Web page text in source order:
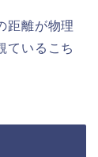
距離が物理
ているこち